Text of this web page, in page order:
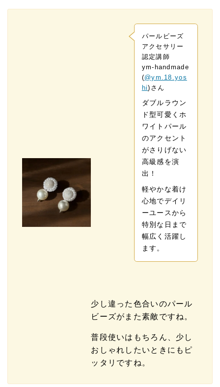
パールビーズ
アクセサリー
認定講師
ym-handmade
(@ym.18.yos
hi)さん
ダブルラウン
ド型可愛くホ
ワイトパール
のアクセント
がさりげない
高級感を演
出！
軽やかな着け
心地でデイリ
ーユースから
特別な日まで
幅広く活躍し
ます。
少し違った色合いのパール
ビーズがまた素敵ですね。
普段使いはもちろん、少し
おしゃれしたいときにもピ
ッタリですね。